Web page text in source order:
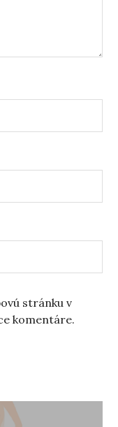
stránku v
komentáre.